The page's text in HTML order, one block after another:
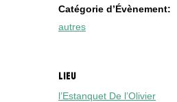
Catégorie d’Évènement:
autres
LIEU
l’Estanquet De l’Olivier